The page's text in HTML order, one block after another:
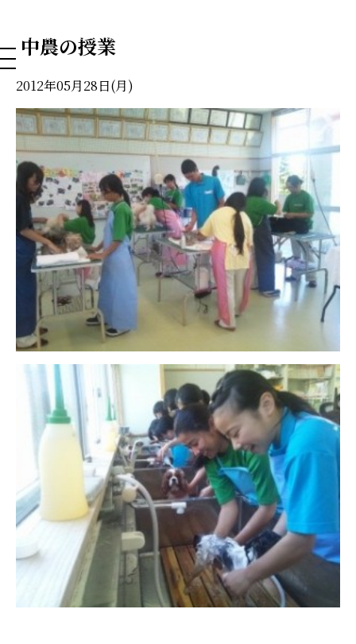
NAHA DOG GROOMING SCHOOL
中農の授業
2012年05月28日(月)